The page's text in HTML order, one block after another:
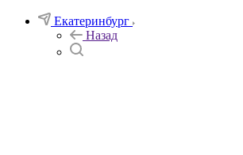
Екатеринбург
Назад